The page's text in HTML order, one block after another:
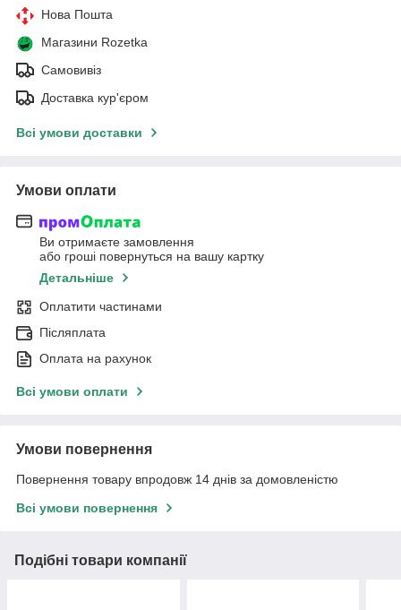
Нова Пошта
Магазини Rozetka
Самовивіз
Доставка кур'єром
Всі умови доставки
Умови оплати
Ви отримаєте замовлення
або гроші повернуться на вашу картку
Детальніше
Оплатити частинами
Післяплата
Оплата на рахунок
Всі умови оплати
Умови повернення
Повернення товару впродовж 14 днів за домовленістю
Всі умови повернення
Подібні товари компанії